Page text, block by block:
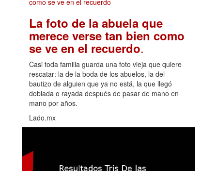
La foto de la abuela que
merece verse tan bien como
se ve en el recuerdo.
Casi toda familia guarda una foto vieja que quiere
rescatar: la de la boda de los abuelos, la del
bautizo de alguien que ya no está, la que llegó
doblada o rayada después de pasar de mano en
mano por años.
Lado.mx